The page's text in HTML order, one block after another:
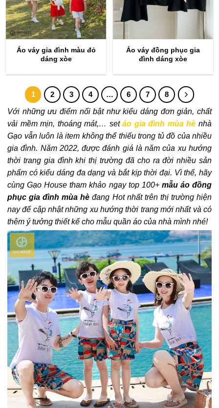
Áo váy gia đình màu đỏ
dáng xòe
Áo váy đồng phục gia
đình dáng xòe
1 2 3 4 … 6 7 8
Với những ưu điểm nổi bật như kiểu dáng đơn giản, chất
vải mềm mịn, thoáng mát,… setáo gia đình mùa hè nhà
Gạo vẫn luôn là item không thể thiếu trong tủ đồ của nhiều
gia đình. Năm 2022, được đánh giá là năm của xu hướng
thời trang gia đình khi thị trường đã cho ra đời nhiều sản
phẩm có kiểu dáng đa dạng và bắt kịp thời đại. Vì thế, hãy
cùng Gạo House tham khảo ngay top 100+ mẫu áo đồng
phục gia đình mùa hè đang Hot nhất trên thị trường hiện
nay để cập nhật những xu hướng thời trang mới nhất và có
thêm ý tưởng thiết kế cho mẫu quần áo của nhà mình nhé!